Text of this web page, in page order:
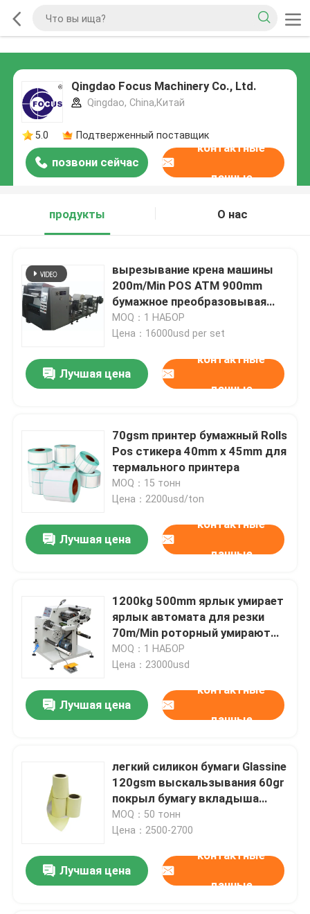
Qingdao Focus Machinery Co., Ltd.
Qingdao, China,Китай
5.0 Подтверженный поставщик
позвони сейчас
контактные
данные
продукты О нас
вырезывание крена машины
200m/Min POS ATM 900mm
бумажное преобразовывая
термальное бумажное
MOQ：1 НАБОР
Цена：16000usd per set
Лучшая цена
контактные
данные
70gsm принтер бумажный Rolls
Pos стикера 40mm x 45mm для
термального принтера
MOQ：15 тонн
Цена：2200usd/ton
Лучшая цена
контактные
данные
1200kg 500mm ярлык умирает
ярлык автомата для резки
70m/Min роторный умирают
резец
MOQ：1 НАБОР
Цена：23000usd
Лучшая цена
контактные
данные
легкий силикон бумаги Glassine
120gsm выскальзывания 60gr
покрыл бумагу вкладыша
отпуска
MOQ：50 тонн
Цена：2500-2700
Лучшая цена
контактные
данные